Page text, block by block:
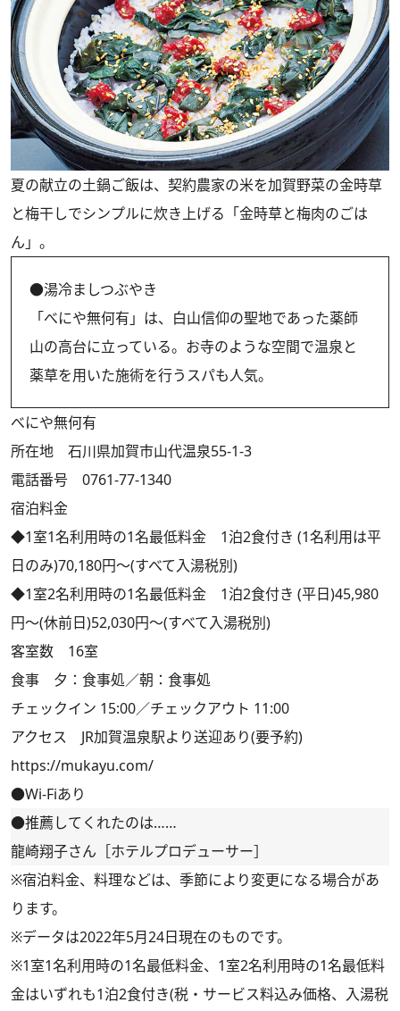
夏の献立の土鍋ご飯は、契約農家の米を加賀野菜の金時草
と梅干しでシンプルに炊き上げる「金時草と梅肉のごは
ん」。
●湯冷ましつぶやき
「べにや無何有」は、白山信仰の聖地であった薬師
山の高台に立っている。お寺のような空間で温泉と
薬草を用いた施術を行うスパも人気。
べにや無何有
所在地 石川県加賀市山代温泉55-1-3
電話番号 0761-77-1340
宿泊料金
◆1室1名利用時の1名最低料金 1泊2食付き (1名利用は平
日のみ)70,180円～(すべて入湯税別)
◆1室2名利用時の1名最低料金 1泊2食付き (平日)45,980
円～(休前日)52,030円～(すべて入湯税別)
客室数 16室
食事 夕：食事処／朝：食事処
チェックイン 15:00／チェックアウト 11:00
アクセス JR加賀温泉駅より送迎あり(要予約)
https://mukayu.com/
●Wi-Fiあり
●推薦してくれたのは……
龍崎翔子さん［ホテルプロデューサー］
※宿泊料金、料理などは、季節により変更になる場合があ
ります。
※データは2022年5月24日現在のものです。
※1室1名利用時の1名最低料金、1室2名利用時の1名最低料
金はいずれも1泊2食付き(税・サービス料込み価格、入湯税